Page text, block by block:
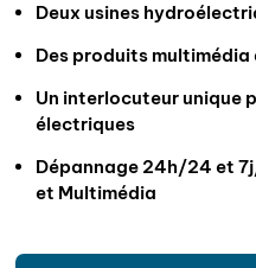
Deux usines
Des produits
Un interlocuteur unique
électriques
Dépannage 24h/24 et
et Multimédia